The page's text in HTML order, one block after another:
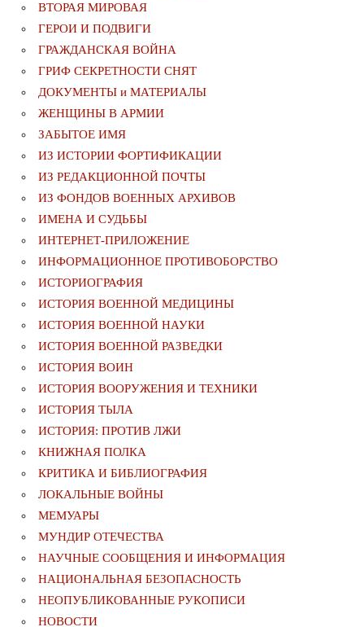
ВТОРАЯ МИРОВАЯ
ГЕРОИ И ПОДВИГИ
ГРАЖДАНСКАЯ ВОЙНА
ГРИФ СЕКРЕТНОСТИ СНЯТ
ДОКУМЕНТЫ и МАТЕРИАЛЫ
ЖЕНЩИНЫ В АРМИИ
ЗАБЫТОЕ ИМЯ
ИЗ ИСТОРИИ ФОРТИФИКАЦИИ
ИЗ РЕДАКЦИОННОЙ ПОЧТЫ
ИЗ ФОНДОВ ВОЕННЫХ АРХИВОВ
ИМЕНА И СУДЬБЫ
ИНТЕРНЕТ-ПРИЛОЖЕНИЕ
ИНФОРМАЦИОННОЕ ПРОТИВОБОРСТВО
ИСТОРИОГРАФИЯ
ИСТОРИЯ ВОЕННОЙ МЕДИЦИНЫ
ИСТОРИЯ ВОЕННОЙ НАУКИ
ИСТОРИЯ ВОЕННОЙ РАЗВЕДКИ
ИСТОРИЯ ВОИН
ИСТОРИЯ ВООРУЖЕНИЯ И ТЕХНИКИ
ИСТОРИЯ ТЫЛА
ИСТОРИЯ: ПРОТИВ ЛЖИ
КНИЖНАЯ ПОЛКА
КРИТИКА И БИБЛИОГРАФИЯ
ЛОКАЛЬНЫЕ ВОЙНЫ
МЕМУАРЫ
МУНДИР ОТЕЧЕСТВА
НАУЧНЫЕ СООБЩЕНИЯ И ИНФОРМАЦИЯ
НАЦИОНАЛЬНАЯ БЕЗОПАСНОСТЬ
НЕОПУБЛИКОВАННЫЕ РУКОПИСИ
НОВОСТИ